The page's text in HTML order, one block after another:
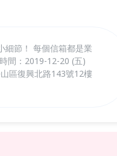
細節！ 每個信箱都是業
間：2019-12-20 (五)
區復興北路143號12樓